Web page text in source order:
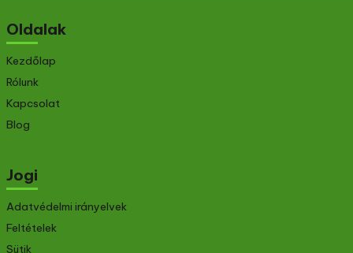
Magyarországon
Kezdőlap
Rólunk
Kapcsolat